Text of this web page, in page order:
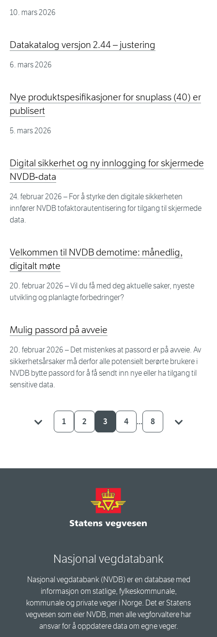
10. mars 2026
Datakatalog versjon 2.44 – justering
6. mars 2026
Nye produktspesifikasjoner for snuplass (40) er
publisert
5. mars 2026
Digital sikkerhet og ny innlogging for skjermede
NVDB‑data
24. februar 2026 – For å styrke den digitale sikkerheten
innfører NVDB tofaktorautentisering for tilgang til skjermede
data.
Velkommen til NVDB demotime: månedlig,
digitalt møte
20. februar 2026 – Vil du få med deg aktuelle saker, nyeste
utvikling og planlagte forbedringer?
Mulig passord på avveie
20. februar 2026 – Det mistenkes at passord er på avveie. Av
sikkerhetsårsaker må derfor alle potensielt berørte brukere i
NVDB bytte passord for å få sendt inn nye eller ha tilgang til
sensitive data.
1 2 3 4 ... 8
Nasjonal vegdatabank
Nasjonal vegdatabank (NVDB) er en database med
informasjon om statlige, fylkeskommunale,
kommunale og private veger i Norge. Det er Statens
vegvesen som eier NVDB, men alle vegforvaltere har
ansvar for å oppdatere data om egne veger.